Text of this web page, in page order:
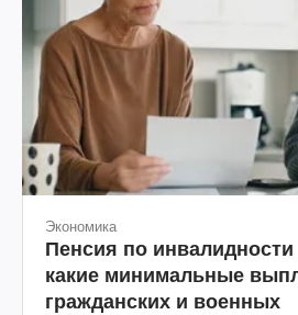
Экономика
Пенсия по
какие минимальные
гражданских и военных